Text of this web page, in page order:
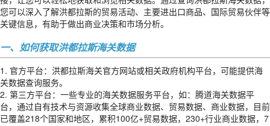
您可以深入了解洪都拉斯的贸易活动、主要进出口商品、国际贸易伙伴等
关键信息，有助于做出商业决策和市场分析。
一、如何获取洪都拉斯海关数据
1. 官方平台：洪都拉斯海关官方网站或相关政府机构平台，可能提供海
关数据查询服务。
2. 第三方平台：一些专业的海关数据服务平台，如：腾道海关数据平
台，通过自有技术与资源收集全球商业数据、贸易数据、商业数据，目前
已覆盖218个国家和地区，累积100亿+贸易数据，230+行业商业数据，7